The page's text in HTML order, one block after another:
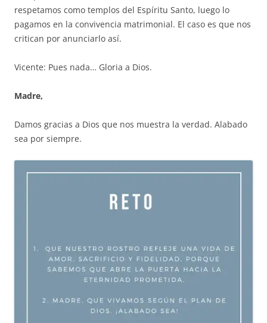
respetamos como templos del Espíritu Santo, luego lo
pagamos en la convivencia matrimonial. El caso es que nos
critican por anunciarlo así.
Vicente: Pues nada… Gloria a Dios.
Madre,
Damos gracias a Dios que nos muestra la verdad. Alabado
sea por siempre.